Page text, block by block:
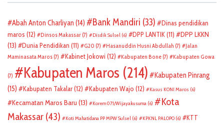
Abah Anton Charliyan (14) Bank Mandiri (33)
Dinas pendidikan
maros (12) Dinsos Makassar (7) Disdik Sulsel (6) DPP LANTIK(11)
DPP LKKN
(13)
Dunia Pendidikan (11) G20 (7) Hasanuddin Husni Abdullah (7)
Jalan
Maminasata Maros (7) Kabinet Jokowi (12) Kabupaten Bone (7) Kabupaten Gowa
(7) Kabupaten Maros (214)
Kabupaten Pinrang
(15)
Kabupaten Takalar(12) Kabupaten Wajo (12) Kasus KONI Maros (6)
Kecamatan Maros Baru (13) Korem 071/Wijayakusuma (6)
Kota
Makassar (43) Koti Mahatidana PP MPW Sulsel (6) KPKNL PALOPO (6)
KTT